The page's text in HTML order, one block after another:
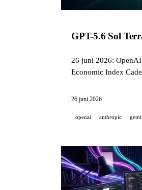
GPT-5.6 Sol
26 juni 2026:
Economic Index
26 juni 2026
openai anthropic